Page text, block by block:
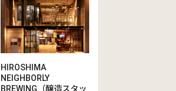
HIROSHIMA
NEIGHBORLY
BREWING（醸造スタッ